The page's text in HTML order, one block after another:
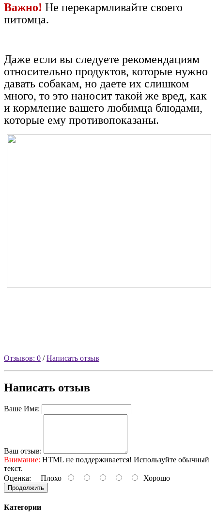
Важно! Не перекармливайте своего
питомца.
Даже если вы следуете рекомендациям
относительно продуктов, которые нужно
давать собакам, но даете их слишком
много, то это наносит такой же вред, как
и кормление вашего любимца блюдами,
которые ему противопоказаны.
Отзывов: 0 /Написать отзыв
Написать отзыв
Ваше Имя:
Ваш отзыв:
Внимание: HTML не поддерживается! Используйте обычный
текст.
Оценка: Плохо Хорошо
Продолжить
Категории